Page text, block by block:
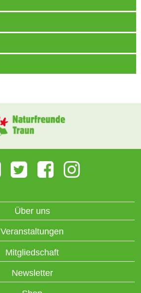
Über uns
Veranstaltungen
Mitgliedschaft
Newsletter